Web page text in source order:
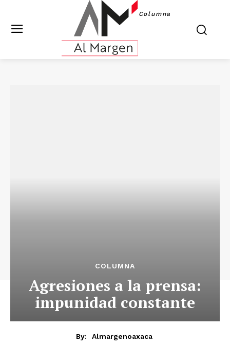
Columna
COLUMNA
Agresiones a la prensa:
impunidad constante
By:
Almargenoaxaca